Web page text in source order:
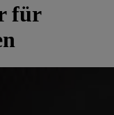
für